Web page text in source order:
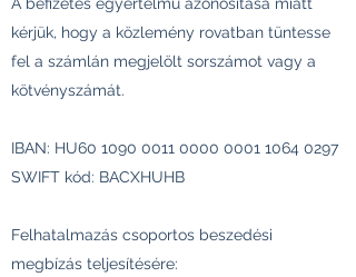
kérjük, hogy a közlemény rovatban tüntesse
fel a számlán megjelölt sorszámot vagy a
kötvényszámát.
IBAN: HU60 1090 0011 0000 0001 1064 0297
SWIFT kód: BACXHUHB
Felhatalmazás csoportos beszedési
megbízás teljesítésére: